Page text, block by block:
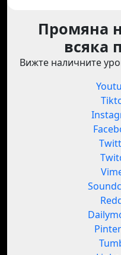
Промяна
всяка
Вижте наличните